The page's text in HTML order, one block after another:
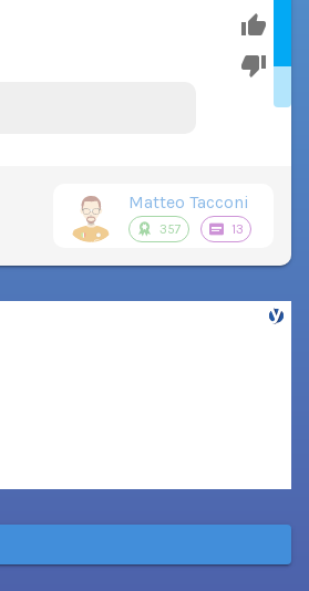
Matteo Tacconi
357 13